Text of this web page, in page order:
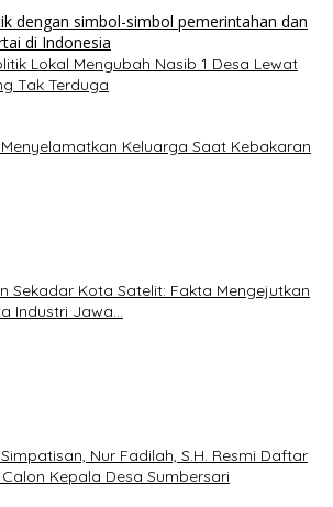
Lokal Mengubah Nasib 1 Desa Lewat
Tak Terduga
Keluarga Saat Kebakaran
Nur Fadilah, S.H. Resmi Daftar
Kepala Desa Sumbersari